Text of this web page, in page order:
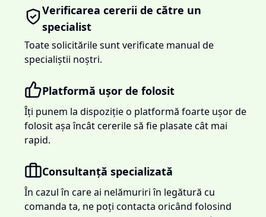
Verificarea cererii de către un
specialist
Toate solicitările sunt verificate manual de
specialiștii noștri.
Platformă ușor de folosit
Îți punem la dispoziție o platformă foarte ușor de
folosit așa încât cererile să fie plasate cât mai
rapid.
Consultanță specializată
În cazul în care ai nelămuriri în legătură cu
comanda ta, ne poți contacta oricând folosind